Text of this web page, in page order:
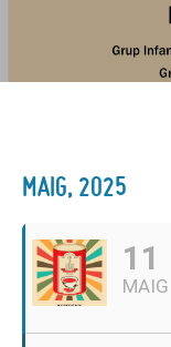
MAIG, 2025
11
MAIG